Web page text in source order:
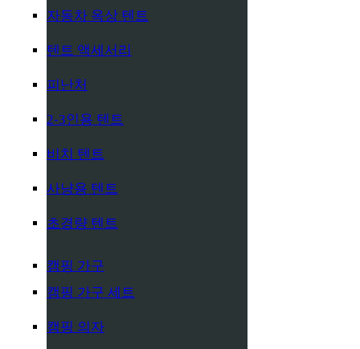
자동차 옥상 텐트
텐트 액세서리
피난처
2-3인용 텐트
비치 텐트
사냥용 텐트
초경량 텐트
캠핑 가구
캠핑 가구 세트
캠핑 의자